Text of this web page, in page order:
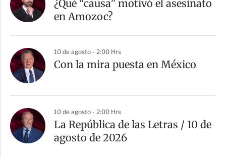
¿Qué “causa” motivó el asesinato
en Amozoc?
10 de agosto - 2:00 Hrs
Con la mira puesta en México
10 de agosto - 2:00 Hrs
La República de las Letras / 10 de
agosto de 2026